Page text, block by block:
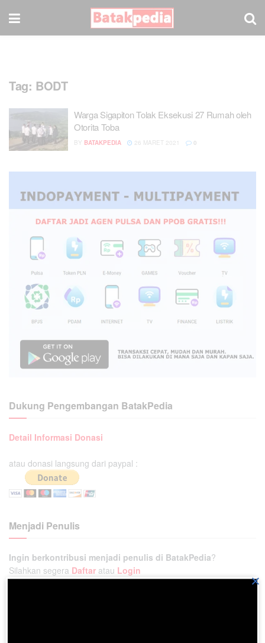
Tag: BODT
Warga Sigapiton Tolak Eksekusi 27 Rumah oleh
Otorita Toba
BY BATAKPEDIA 26 MARET 2021 0
Dukung Pengembangan BatakPedia
Detail Informasi Donasi
atau donasi langsung dari paypal :
Menjadi Penulis
Ingin berkontribusi menjadi penulis di BatakPedia?
Silahkan segera Daftar atau Login
×